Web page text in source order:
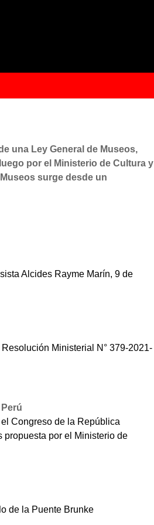
una Ley General de Museos,
por el Ministerio de Cultura y
surge desde un
Alcides Rayme Marín, 9 de
Ministerial N° 379-2021-
Congreso de la República
propuesta por el Ministerio de
de la Puente Brunke